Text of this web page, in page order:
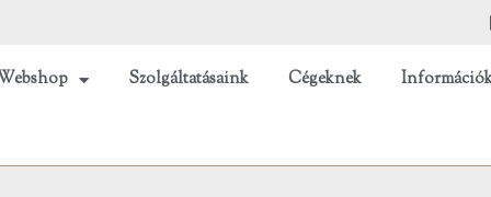
Szolgáltatásaink Cégeknek